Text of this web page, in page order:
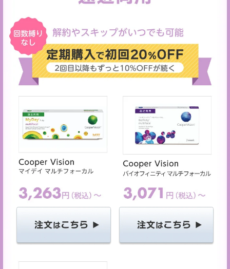
ご利用ありがとうございました。
次回のご利用をお待ちしております。
キャンセル ログアウトする